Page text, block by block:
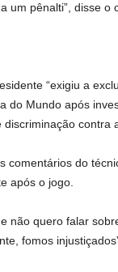
um pênalti”, disse o
“exigiu a
do Mundo após
contra
comentários do
após o jogo.
não quero falar
fomos